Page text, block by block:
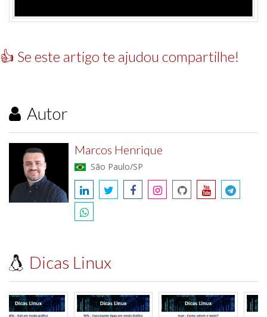
👍 Se este artigo te ajudou compartilhe!
Autor
Marcos Henrique
São Paulo/SP
Dicas Linux